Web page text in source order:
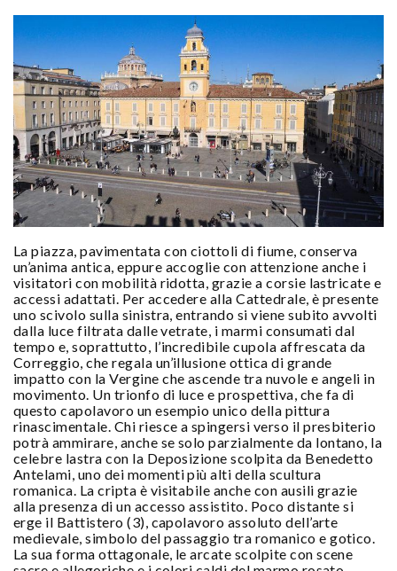
La piazza, pavimentata con ciottoli di fiume, conserva
un’anima antica, eppure accoglie con attenzione anche i
visitatori con mobilità ridotta, grazie a corsie lastricate e
accessi adattati. Per accedere alla Cattedrale, è presente
uno scivolo sulla sinistra, entrando si viene subito avvolti
dalla luce filtrata dalle vetrate, i marmi consumati dal
tempo e, soprattutto, l’incredibile cupola affrescata da
Correggio, che regala un’illusione ottica di grande
impatto con la Vergine che ascende tra nuvole e angeli in
movimento. Un trionfo di luce e prospettiva, che fa di
questo capolavoro un esempio unico della pittura
rinascimentale. Chi riesce a spingersi verso il presbiterio
potrà ammirare, anche se solo parzialmente da lontano, la
celebre lastra con la Deposizione scolpita da Benedetto
Antelami, uno dei momenti più alti della scultura
romanica. La cripta è visitabile anche con ausili grazie
alla presenza di un accesso assistito. Poco distante si
erge il Battistero (3), capolavoro assoluto dell’arte
medievale, simbolo del passaggio tra romanico e gotico.
La sua forma ottagonale, le arcate scolpite con scene